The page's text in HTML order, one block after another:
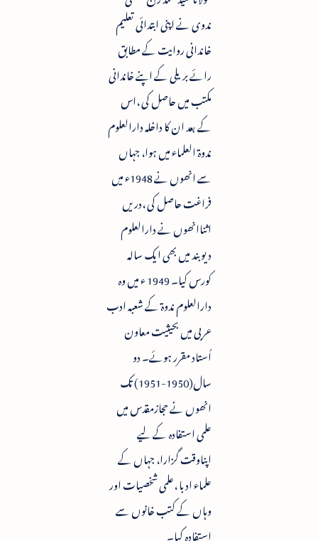
ندوی نے اپنی ابتدائی تعلیم
خاندانی روایت کے مطابق
رائے بریلی کے اپنے خاندانی
مکتب میں حاصل کی ،اس
کے بعد ان کا داخلہ دارالعلوم
ندوۃ العلماء میں ہوا، جہاں
سے انھوں نے 1948ء میں
فراغت حاصل کی ،دریں
اثناانھوں نے دارالعلوم
دیوبند میں بھی ایک سالہ
کورس کیا۔ 1949 ء میں وہ
دارالعلوم ندوۃ کے شعبہ ادب
عربی میں بحیثیت معاون
اُستاد مقرر ہوئے۔ دو
سال(1950-1951) تک
انھوں نے حجازمقدس میں
علمی استفادہ کے لیے
اپناوقت گزارا، جہاں کے
علماء ادبا ،علمی شخصیات اور
وہاں کے کتب خانوں سے
استفادہ کیا۔